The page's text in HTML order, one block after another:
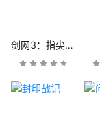
剑网3：指尖江湖